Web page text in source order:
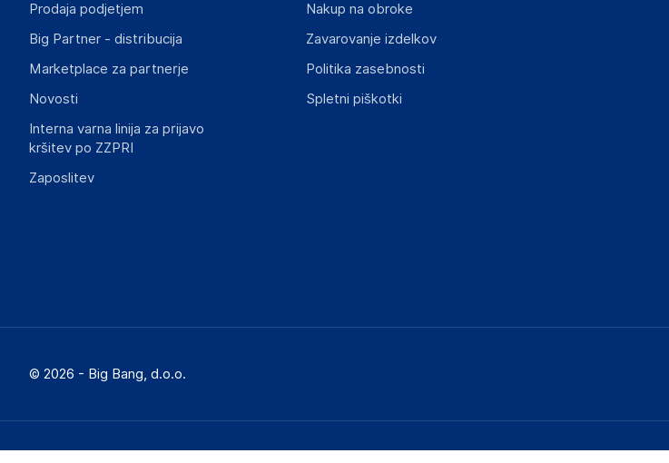
Sweden
support@inf.se
Slike o varnosti izdelka vsebujejo opozorila na embalaži izdelka in lahko vključujejo ključne varnostne
informacije, povezane z določenim izdelkom.
Prodaja podjetjem
Big Partner - distribucija
Marketplace za partnerje
Novosti
Interna varna linija za prijavo
kršitev po ZZPRI
Zaposlitev
Nakup na obroke
Zavarovanje izdelkov
Politika zasebnosti
Spletni piškotki
© 2026 - Big Bang, d.o.o.